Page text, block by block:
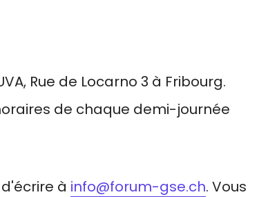
Rue de Locarno 3 à Fribourg.
de chaque demi-journée
à info@forum-gse.ch. Vous